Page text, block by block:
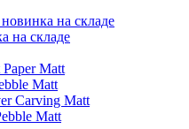
на складе
на складе
Paper Matt
Matt
Carving Matt
Matt